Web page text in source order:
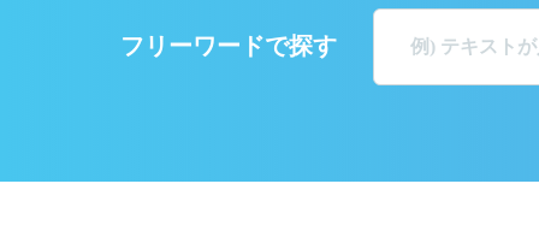
フリーワードで探す